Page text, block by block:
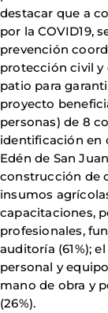
destacar que a
por la COVID19,
prevención
protección civil
patio para
proyecto
personas) de 8
identificación en
Edén de San
construcción de
insumos
capacitaciones,
profesionales,
auditoría (61%);
personal y
mano de obra y
(26%).